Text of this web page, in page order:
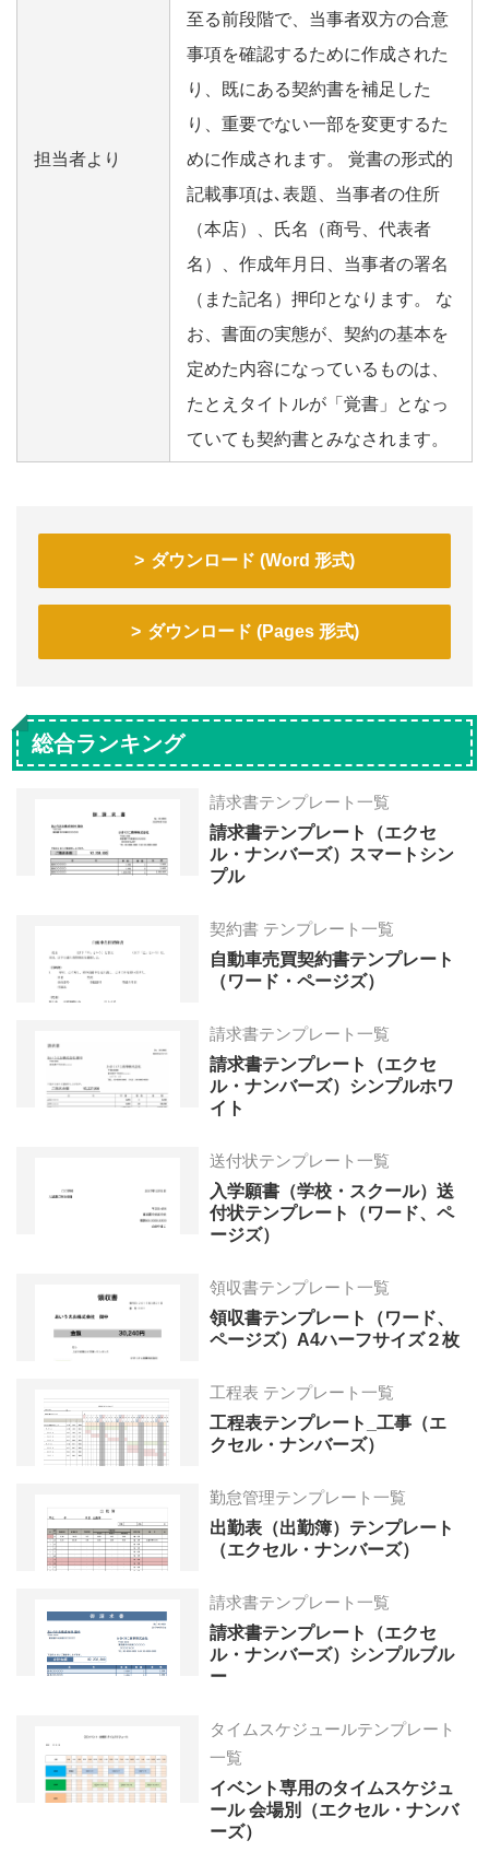
担当者より
至る前段階で、当事者双方の合意
事項を確認するために作成された
り、既にある契約書を補足した
り、重要でない一部を変更するた
めに作成されます。 覚書の形式的
記載事項は､表題、当事者の住所
（本店）、氏名（商号、代表者
名）、作成年月日、当事者の署名
（また記名）押印となります。 な
お、書面の実態が、契約の基本を
定めた内容になっているものは、
たとえタイトルが「覚書」となっ
ていても契約書とみなされます。
ダウンロード (Word 形式)
ダウンロード (Pages 形式)
総合ランキング
請求書テンプレート一覧
請求書テンプレート（エクセ
ル・ナンバーズ）スマートシン
プル
契約書 テンプレート一覧
自動車売買契約書テンプレート
（ワード・ページズ）
請求書テンプレート一覧
請求書テンプレート（エクセ
ル・ナンバーズ）シンプルホワ
イト
送付状テンプレート一覧
入学願書（学校・スクール）送
付状テンプレート（ワード、ペ
ージズ）
領収書テンプレート一覧
領収書テンプレート（ワード、
ページズ）A4ハーフサイズ２枚
工程表 テンプレート一覧
工程表テンプレート_工事（エ
クセル・ナンバーズ）
勤怠管理テンプレート一覧
出勤表（出勤簿）テンプレート
（エクセル・ナンバーズ）
請求書テンプレート一覧
請求書テンプレート（エクセ
ル・ナンバーズ）シンプルブル
ー
タイムスケジュールテンプレート
一覧
イベント専用のタイムスケジュ
ール 会場別（エクセル・ナンバ
ーズ）